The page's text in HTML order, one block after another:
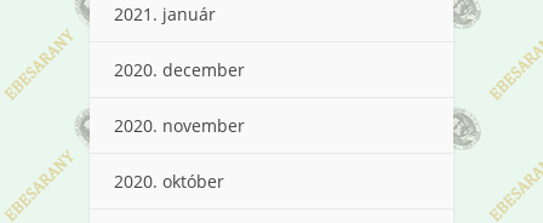
2021. január
2020. december
2020. november
2020. október